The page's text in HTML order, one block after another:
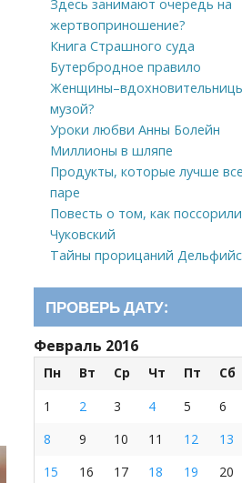
Здесь занимают очередь на
жертвоприношение?
Книга Страшного суда
Бутербродное правило
музой?
Уроки любви Анны Болейн
Миллионы в шляпе
Продукты, которые лучше
паре
Повесть о том, как
Чуковский
Тайны прорицаний
ПРОВЕРЬ ДАТУ:
Февраль 2016
Пн Вт Ср Чт Пт Сб
1
2 3 4 5 6
8
9 10 11 12 13
15
16 17 18 19 20